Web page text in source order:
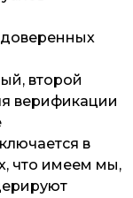
доверенных
второй
верификации
в
что имеем мы,